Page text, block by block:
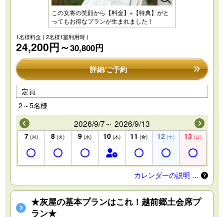
この女将の笑顔から【料金】×【特典】がと
ってもお得なプランが生まれました！
1名様料金( 2名様1室利用時 )
24,200円～30,800円
詳細/ご予約
定員
2～5名様
2026/9/7～ 2026/9/13
7 (月) 8 (火) 9 (水) 10 (木) 11 (金) 12 (土) 13 (日)
カレンダーの説明 …
★灰屋の基本プランはこれ！越前郷土会席プ
ラン★